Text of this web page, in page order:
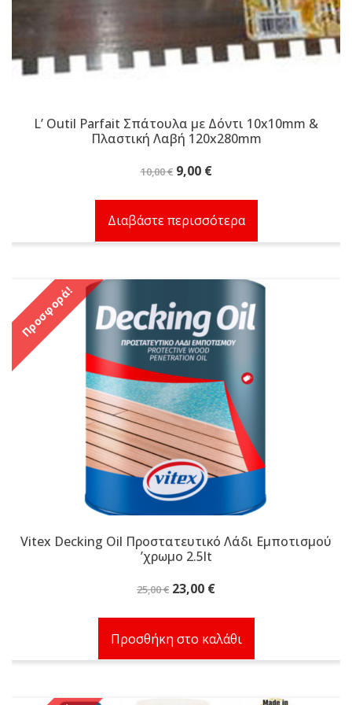
L’ Outil Parfait Σπάτουλα με Δόντι 10x10mm &
Πλαστική Λαβή 120x280mm
10,00€ Original
10,00 €.
9,00 €Η
είναι:
9,00 €.
Διαβάστε περισσότερα
Προσφορά!
Vitex Decking Oil Προστατευτικό Λάδι Εμποτισμού
ʼχρωμο 2.5lt
25,00€ Original
25,00 €.
23,00 €Η
είναι:
23,00 €.
Προσθήκη στο καλάθι